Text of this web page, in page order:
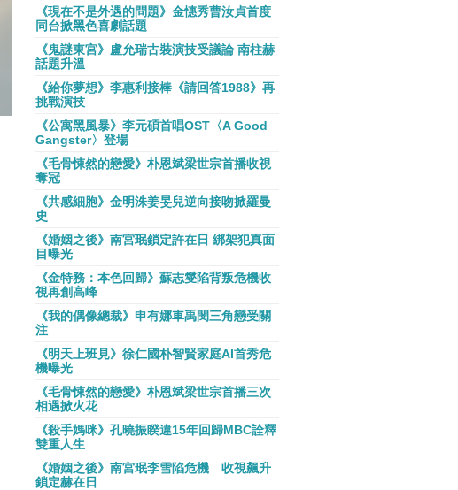
《現在不是外遇的問題》金憓秀曹汝貞首度
同台掀黑色喜劇話題
《鬼謎東宮》盧允瑞古裝演技受議論 南柱赫
話題升溫
《給你夢想》李惠利接棒《請回答1988》再
挑戰演技
《公寓黑風暴》李元碩首唱OST〈A Good
Gangster〉登場
《毛骨悚然的戀愛》朴恩斌梁世宗首播收視
奪冠
《共感細胞》金明洙姜旻兒逆向接吻掀羅曼
史
《婚姻之後》南宮珉鎖定許在日 綁架犯真面
目曝光
《金特務：本色回歸》蘇志燮陷背叛危機收
視再創高峰
《我的偶像總裁》申有娜車禹閔三角戀受關
注
《明天上班見》徐仁國朴智賢家庭AI首秀危
機曝光
《毛骨悚然的戀愛》朴恩斌梁世宗首播三次
相遇掀火花
《殺手媽咪》孔曉振睽違15年回歸MBC詮釋
雙重人生
《婚姻之後》南宮珉李雪陷危機 收視飆升
鎖定赫在日